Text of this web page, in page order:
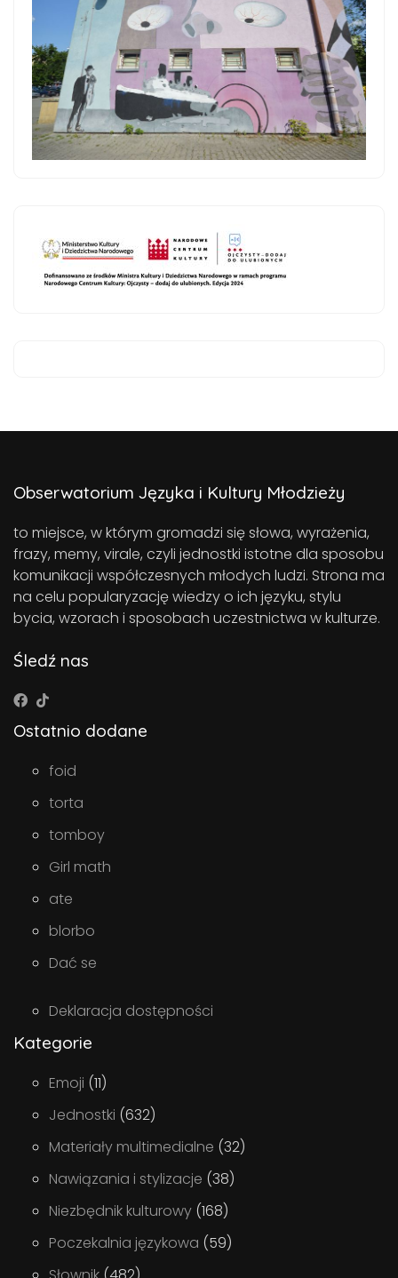
Obserwatorium Języka i Kultury Młodzieży
to miejsce, w którym gromadzi się słowa, wyrażenia,
frazy, memy, virale, czyli jednostki istotne dla sposobu
komunikacji współczesnych młodych ludzi. Strona ma
na celu popularyzację wiedzy o ich języku, stylu
bycia, wzorach i sposobach uczestnictwa w kulturze.
Śledź nas
Ostatnio dodane
foid
torta
tomboy
Girl math
ate
blorbo
Dać se
Deklaracja dostępności
Kategorie
Emoji (11)
Jednostki (632)
Materiały multimedialne (32)
Nawiązania i stylizacje (38)
Niezbędnik kulturowy (168)
Poczekalnia językowa (59)